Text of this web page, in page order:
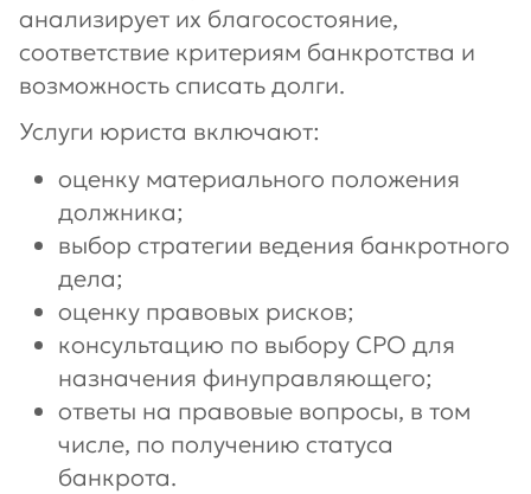
анализирует их благосостояние,
соответствие критериям банкротства и
возможность списать долги.
Услуги юриста включают:
оценку материального положения
должника;
выбор стратегии ведения банкротного
дела;
оценку правовых рисков;
консультацию по выбору СРО для
назначения финуправляющего;
ответы на правовые вопросы, в том
числе, по получению статуса
банкрота.